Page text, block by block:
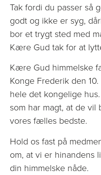
Tak fordi du passer så
godt og ikke er syg,
bor et trygt sted med
Kære Gud tak for at
Kære Gud himmelske
Konge Frederik den
hele det kongelige
som har magt, at de
vores fælles bedste.
Hold os fast på
om, at vi er hinandens
din himmelske nåde.